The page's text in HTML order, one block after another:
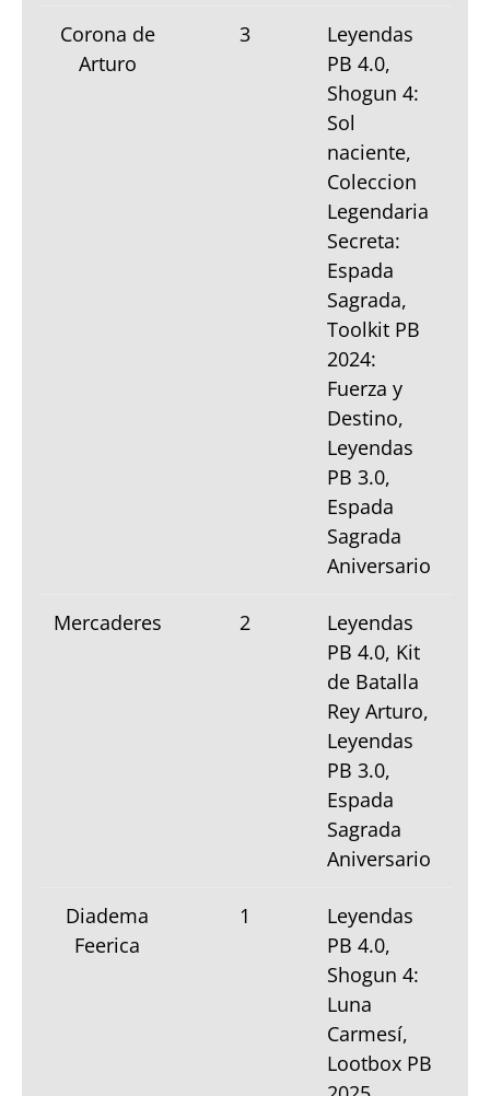
Corona de
Arturo
3
Leyendas
PB 4.0,
Shogun 4:
Sol
naciente,
Coleccion
Legendaria
Secreta:
Espada
Sagrada,
Toolkit PB
2024:
Fuerza y
Destino,
Leyendas
PB 3.0,
Espada
Sagrada
Aniversario
Mercaderes 2
Leyendas
PB 4.0, Kit
de Batalla
Rey Arturo,
Leyendas
PB 3.0,
Espada
Sagrada
Aniversario
Diadema
Feerica
1
Leyendas
PB 4.0,
Shogun 4:
Luna
Carmesí,
Lootbox PB